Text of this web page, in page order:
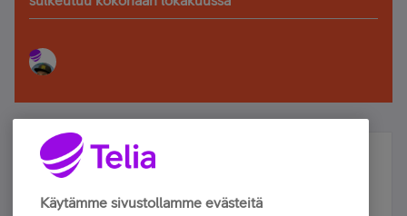
Älä jää paitsi – osallistu ja voita!
Tilaa Telian uutiskirje ja olet mukana arvonnassa.
Käytämme sivustollamme evästeitä